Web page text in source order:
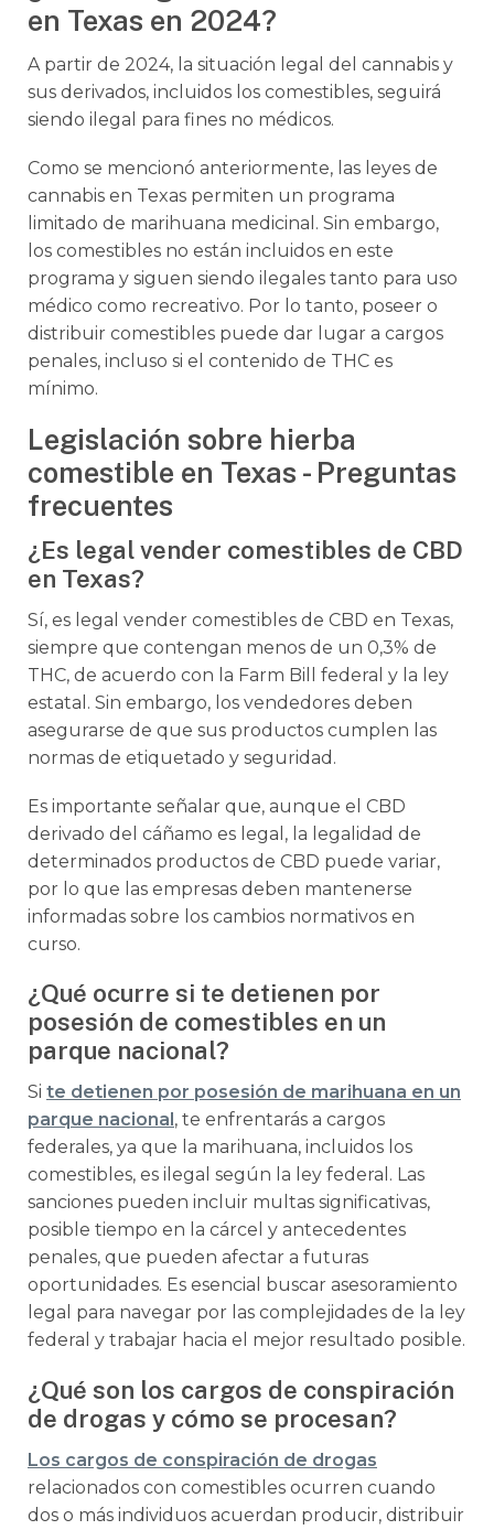
en Texas en 2024?
A partir de 2024, la situación legal del cannabis y
sus derivados, incluidos los comestibles, seguirá
siendo ilegal para fines no médicos.
Como se mencionó anteriormente, las leyes de
cannabis en Texas permiten un programa
limitado de marihuana medicinal. Sin embargo,
los comestibles no están incluidos en este
programa y siguen siendo ilegales tanto para uso
médico como recreativo. Por lo tanto, poseer o
distribuir comestibles puede dar lugar a cargos
penales, incluso si el contenido de THC es
mínimo.
Legislación sobre hierba
comestible en Texas - Preguntas
frecuentes
¿Es legal vender comestibles de CBD
en Texas?
Sí, es legal vender comestibles de CBD en Texas,
siempre que contengan menos de un 0,3% de
THC, de acuerdo con la Farm Bill federal y la ley
estatal. Sin embargo, los vendedores deben
asegurarse de que sus productos cumplen las
normas de etiquetado y seguridad.
Es importante señalar que, aunque el CBD
derivado del cáñamo es legal, la legalidad de
determinados productos de CBD puede variar,
por lo que las empresas deben mantenerse
informadas sobre los cambios normativos en
curso.
¿Qué ocurre si te detienen por
posesión de comestibles en un
parque nacional?
Si te detienen por posesión de marihuana en un
parque nacional , te enfrentarás a cargos
federales, ya que la marihuana, incluidos los
comestibles, es ilegal según la ley federal. Las
sanciones pueden incluir multas significativas,
posible tiempo en la cárcel y antecedentes
penales, que pueden afectar a futuras
oportunidades. Es esencial buscar asesoramiento
legal para navegar por las complejidades de la ley
federal y trabajar hacia el mejor resultado posible.
¿Qué son los cargos de conspiración
de drogas y cómo se procesan?
Los cargos de conspiración de drogas
relacionados con comestibles ocurren cuando
dos o más individuos acuerdan producir, distribuir